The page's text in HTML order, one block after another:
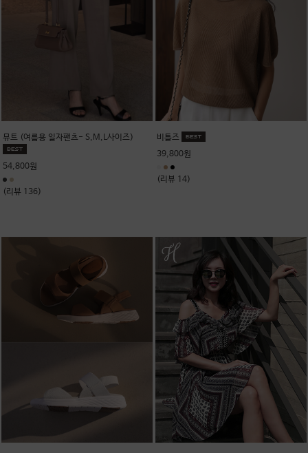
뮤트 (여름용 일자팬츠- S,M,L사이즈)
54,800원
(리뷰 136)
비틀즈
39,800원
(리뷰 14)